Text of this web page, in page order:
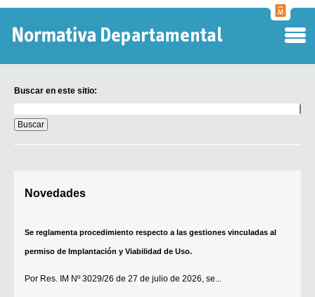
Buscar en este sitio:
en
este
sitio:
Novedades
Se reglamenta procedimiento respecto a las gestiones vinculadas al
permiso de Implantación y Viabilidad de Uso.
Por Res. IM Nº 3029/26 de 27 de julio de 2026, se...